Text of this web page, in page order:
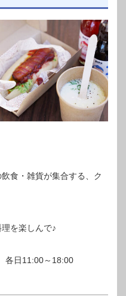
食・雑貨が集合する、ク
を楽しんで♪
各日11:00～18:00